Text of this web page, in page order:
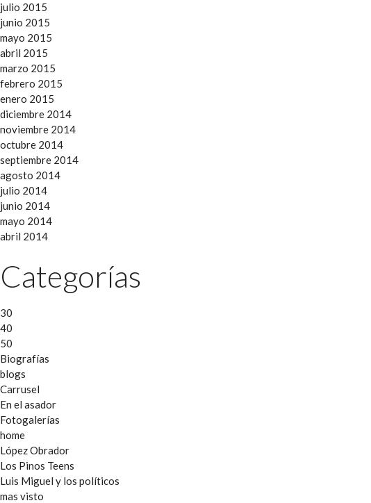
julio 2015
junio 2015
mayo 2015
abril 2015
marzo 2015
febrero 2015
enero 2015
diciembre 2014
noviembre 2014
octubre 2014
septiembre 2014
agosto 2014
julio 2014
junio 2014
mayo 2014
abril 2014
Categorías
30
40
50
Biografías
blogs
Carrusel
En el asador
Fotogalerías
home
López Obrador
Los Pinos Teens
Luis Miguel y los políticos
mas visto